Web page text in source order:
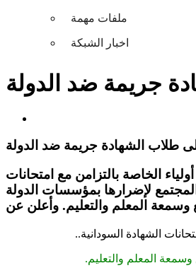
ملفات مهمة
اخبار الشبكة
جريمة ضد الدولة
على طلاب الشهادة جريمة ضد الدولة
التي تعرض لها (50) طالباً بإحدى مدارس محلية جبل أولياء الخاصة بالتزامن مع امتحانات
لإضرارها بمؤسسات الدولة
المعلم والتعليم.